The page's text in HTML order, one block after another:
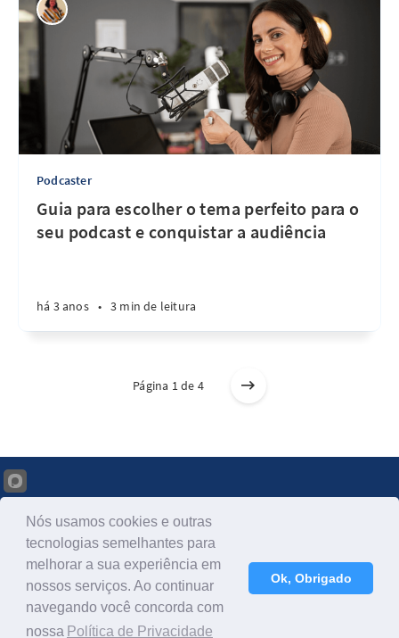
Podcaster
Guia para escolher o tema perfeito para o
seu podcast e conquistar a audiência
há 3 anos • 3 min de leitura
Página 1 de 4
Como fazer Crowdfunding © 2026
Publicado com
Ghost
Informações de licença JavaScript
Nós usamos cookies e outras
tecnologias semelhantes para
melhorar a sua experiência em
nossos serviços. Ao continuar
navegando você concorda com
nossa Política de Privacidade
Ok, Obrigado